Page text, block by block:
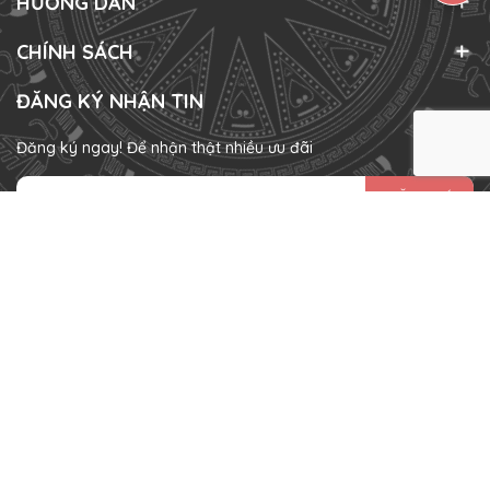
CHÍNH SÁCH
ĐĂNG KÝ NHẬN TIN
Đăng ký ngay! Để nhận thật nhiều ưu đãi
ĐĂNG KÝ